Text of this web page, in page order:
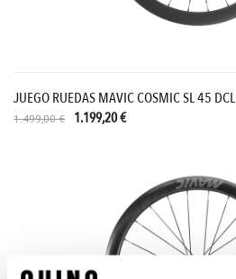
JUEGO RUEDAS MAVIC COSMIC SL 45 DCL
1.499,00 € 1.199,20 €